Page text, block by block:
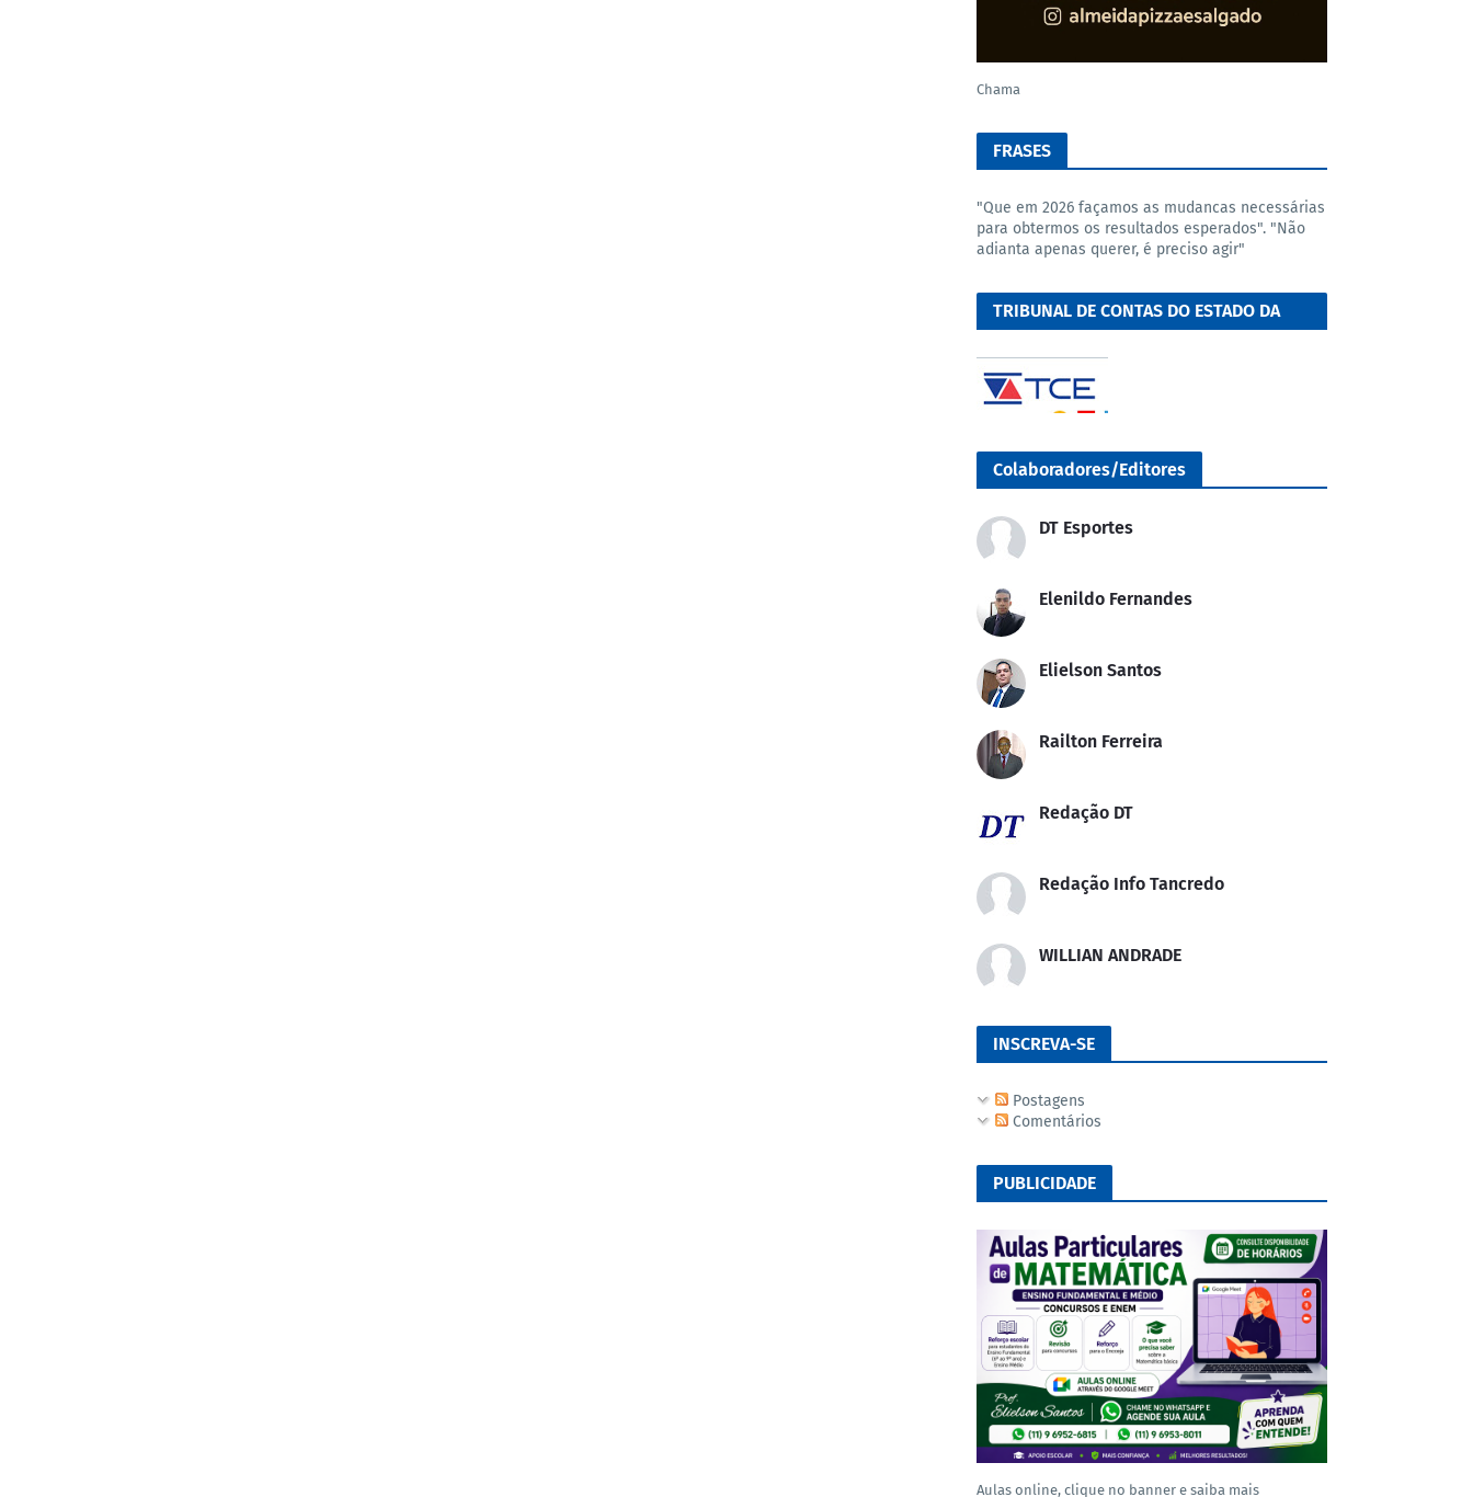
Chama
FRASES
"Que em 2026 façamos as mudancas necessárias
para obtermos os resultados esperados". "Não
adianta apenas querer, é preciso agir"
TRIBUNAL DE CONTAS DO ESTADO DA
Colaboradores/Editores
DT Esportes
Elenildo Fernandes
Elielson Santos
Railton Ferreira
Redação DT
Redação Info Tancredo
WILLIAN ANDRADE
INSCREVA-SE
Postagens
Comentários
PUBLICIDADE
Aulas online, clique no banner e saiba mais